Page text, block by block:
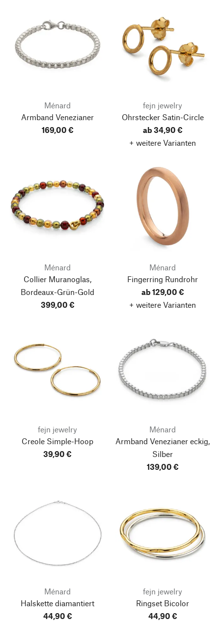
Ménard
Armband Venezianer
169,00 €
fejn jewelry
Ohrstecker Satin-Circle
ab 34,90 €
+ weitere Varianten
Ménard
Collier Muranoglas,
Bordeaux-Grün-Gold
399,00 €
Ménard
Fingerring Rundrohr
ab 129,00 €
+ weitere Varianten
fejn jewelry
Creole Simple-Hoop
39,90 €
Ménard
Armband Venezianer eckig,
Silber
139,00 €
Ménard
Halskette diamantiert
44,90 €
fejn jewelry
Ringset Bicolor
44,90 €